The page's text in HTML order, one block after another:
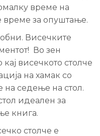
време на
за опуштање.
Висечките
Во зен
висечкото столче
на хамак со
седење на стол.
идеален за
книга.
столче е